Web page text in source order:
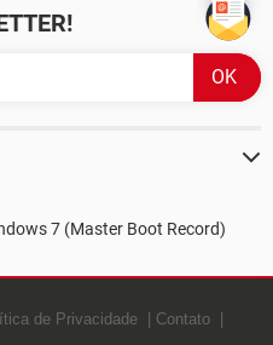
7 (Master Boot Record)
de Privacidade
Contato